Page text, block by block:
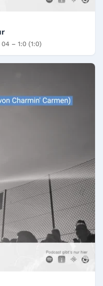
– 1:0 (1:0)